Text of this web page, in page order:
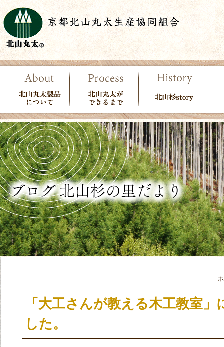
北山丸太製品につい
て
北山丸太ができる
まで
北山杉story
使
で
ン
「大工さんが教える木工教室
した。